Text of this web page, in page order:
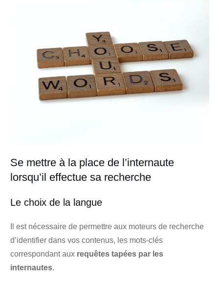
Se mettre à la place de l’internaute
lorsqu’il effectue sa recherche
Le choix de la langue
Il est nécessaire de permettre aux moteurs de recherche
d’identifier dans vos contenus, les mots-clés
correspondant aux requêtes tapées par les
internautes.